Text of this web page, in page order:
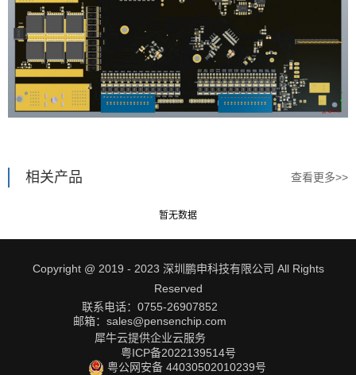
相关产品 查看更多>>
暂无数据
Copyright @ 2019 - 2023 深圳鹏申科技有限公司 All Rights
Reserved
联系电话：0755-26907852
粤ICP备2022139514号
粤公网安备 44030502010239号
犀牛云提供企业云服务
邮箱：sales@pensenchip.com